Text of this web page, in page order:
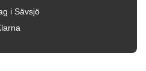
i Sävsjö